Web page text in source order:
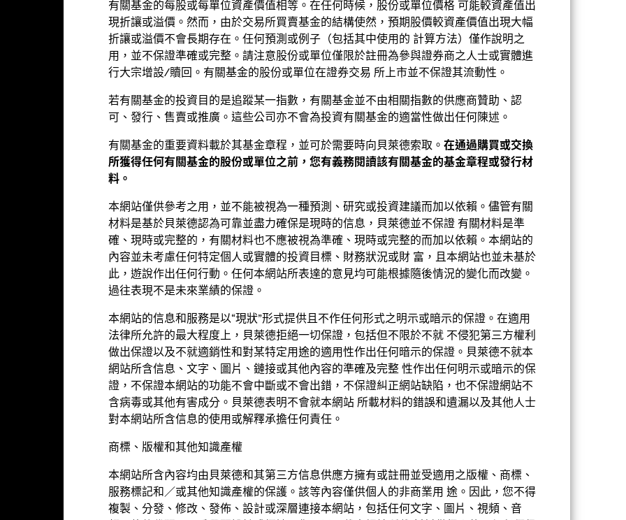
有關基金的每股或每單位資產價值相等。在任何時候，股份或單位價格 可能較資產值出
現折讓或溢價。然而，由於交易所買賣基金的結構使然，預期股價較資產價值出現大幅
折讓或溢價不會長期存在。任何預測或例子（包括其中使用的 計算方法）僅作說明之
用，並不保證準確或完整。請注意股份或單位僅限於註冊為參與證券商之人士或實體進
行大宗增設/贖回。有關基金的股份或單位在證券交易 所上市並不保證其流動性。
若有關基金的投資目的是追蹤某一指數，有關基金並不由相關指數的供應商贊助、認
可、發行、售賣或推廣。這些公司亦不會為投資有關基金的適當性做出任何陳述。
有關基金的重要資料載於其基金章程，並可於需要時向貝萊德索取。 在通過購買或交換
所獲得任何有關基金的股份或單位之前，您有義務閱讀該有關基金的基金章程或發行材
料。
本網站僅供參考之用，並不能被視為一種預測、研究或投資建議而加以依賴。儘管有關
材料是基於貝萊德認為可靠並盡力確保是現時的信息，貝萊德並不保證 有關材料是準
確、現時或完整的，有關材料也不應被視為準確、現時或完整的而加以依賴。本網站的
內容並未考慮任何特定個人或實體的投資目標、財務狀況或財 富，且本網站也並未基於
此，遊說作出任何行動。任何本網站所表達的意見均可能根據隨後情況的變化而改變。
過往表現不是未來業績的保證。
本網站的信息和服務是以“現狀”形式提供且不作任何形式之明示或暗示的保證。在適用
法律所允許的最大程度上，貝萊德拒絕一切保證，包括但不限於不就 不侵犯第三方權利
做出保證以及不就適銷性和對某特定用途的適用性作出任何暗示的保證。貝萊德不就本
網站所含信息、文字、圖片、鏈接或其他內容的準確及完整 性作出任何明示或暗示的保
證，不保證本網站的功能不會中斷或不會出錯，不保證糾正網站缺陷，也不保證網站不
含病毒或其他有害成分。貝萊德表明不會就本網站 所載材料的錯誤和遺漏以及其他人士
對本網站所含信息的使用或解釋承擔任何責任。
商標、版權和其他知識產權
本網站所含內容均由貝萊德和其第三方信息供應方擁有或註冊並受適用之版權、商標、
服務標記和／或其他知識產權的保護。該等內容僅供個人的非商業用 途。因此，您不得
複製、分發、修改、發佈、設計或深層連接本網站，包括任何文字、圖片、視頻、音
年度回報(%) 參考指標 1
2017 2018 2019 2020 2021 2022 2023 2024 2025
在此期間內的業績表現是在不再適用的情況下達致的。
2016 2017 2018 2019 2020 2021 2022 2023 2024
2025
0.00 -28.89 -15.11 14.14
21.68
4.03 -27.23 -11.65 11.59
29.93
現已扣除持續徵收的收費，惟不包括認購和贖回費用。
績並非未來表現的指引。投資者或未能取回投資的全部本金。
現按該時期的資產淨值計算，股息再作投資。表現數據已扣除費用。
關數據顯示本基金的股份類別在所示時期內的價值的上升或下跌幅度。表現按相關股份類別的貨幣計算，包括持續徵
的收費及稅項，但不包括認購和贖回費用（如適用）。
未有顯示往績，代表該時期並無充份數據以提供表現。
參考基金資料欄目以了解本基金及有關股份類別的成立日期。
示數據反映過往業績，而過往業績並不代表將來表現。市場於未來的發展可能與過往情況有顯著差異。相關資料僅有
於您評估該基金過往的管理情況。
基金資料
美元 858,297,209 股份成立日期
2020年7月2日